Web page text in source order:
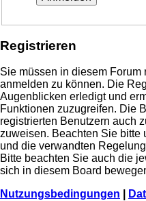
Registrieren
Sie müssen in diesem Forum
anmelden zu können. Die
Augenblicken erledigt und
Funktionen zuzugreifen. Die
registrierten Benutzern auch
zuweisen. Beachten Sie bitte
und die verwandten
Bitte beachten Sie auch die
sich in diesem Board
Nutzungsbedingungen